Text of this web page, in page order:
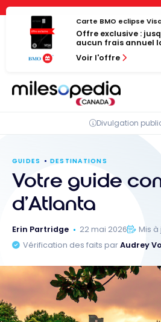
Panneau de gestion des cookies
Passer
contenu
Carte BMO eclipse
Offre exclusive :
aucun frais annuel
Voir l'offre
Divulgation
GUIDES DESTINATIONS
Votre guide
d’Atlanta
Erin Partridge 22 mai 2026
Mis à
Vérification des faits parAudrey